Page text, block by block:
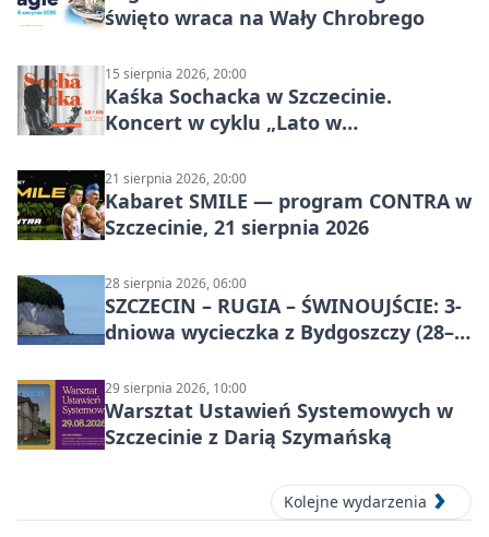
święto wraca na Wały Chrobrego
15 sierpnia 2026, 20:00
Kaśka Sochacka w Szczecinie.
Koncert w cyklu „Lato w
21 sierpnia 2026, 20:00
Kabaret SMILE — program CONTRA w
Szczecinie, 21 sierpnia 2026
28 sierpnia 2026, 06:00
SZCZECIN – RUGIA – ŚWINOUJŚCIE: 3-
dniowa wycieczka z Bydgoszczy (28–
29 sierpnia 2026, 10:00
Warsztat Ustawień Systemowych w
Szczecinie z Darią Szymańską
Kolejne wydarzenia